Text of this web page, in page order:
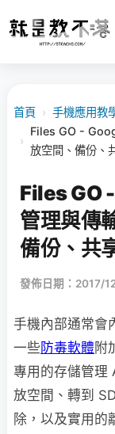
首頁 › 手機應用教
›
Files GO -
放空間、備份、
Files GO
管理與傳
備份、共
發佈日期：2017/
手機內部通常會
一些 防毒軟體 附
專用的存儲管理
放空間、轉到
除，以及實用的